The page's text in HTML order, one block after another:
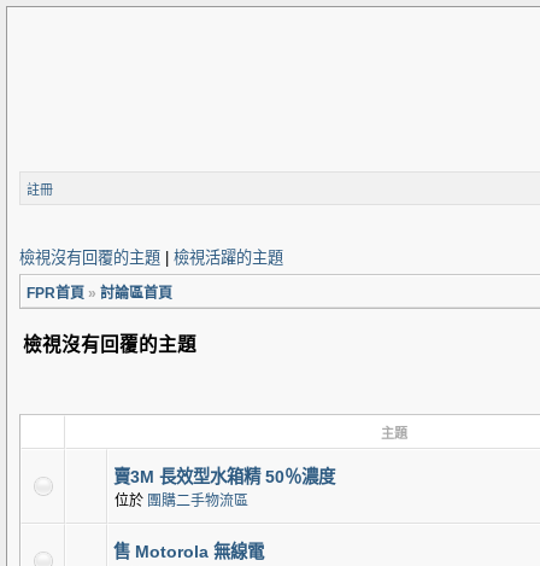
註冊
檢視沒有回覆的主題 檢視活躍的主題
FPR首頁 » 討論區首頁
檢視沒有回覆的主題
主題
賣3M 長效型水箱精 50％濃度
位於 團購二手物流區
售 Motorola 無線電